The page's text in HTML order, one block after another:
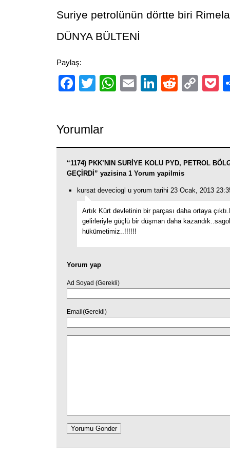
Suriye petrolünün dörtte biri
DÜNYA BÜLTENİ
Paylaş:
Facebook
TwitterWhatsApp
EmailLinkedIn
Reddit
Yorumlar
“1174) PKK’NIN SURİYE KOLU PYD, PETROL
GEÇİRDİ” yazisina 1 Yorum yapilmis
kursat deveciogl u yorum tarihi 23 Ocak, 2013
Artık Kürt devletinin bir parçası daha ortaya
gelirleriyle güçlü bir düşman daha
hükümetimiz..!!!!!!
Yorum yap
Ad Soyad (Gerekli)
Email(Gerekli)